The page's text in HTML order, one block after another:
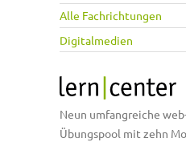
Alle Fachrichtungen
Digitalmedien
Neun umfangreiche
Übungspool mit zehn